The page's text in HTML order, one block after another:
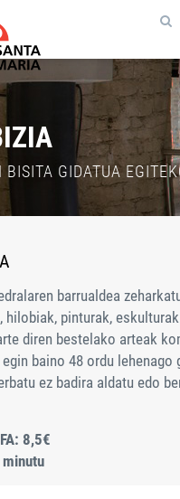
BISITA GIDATUA
barrualdea
hilobiak, pinturak,
diren bestelako arteak
baino 48 ordu lehenago
ez badira aldatu edo
8,5€
minutu